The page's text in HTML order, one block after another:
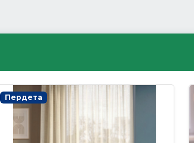
Интериорни врати